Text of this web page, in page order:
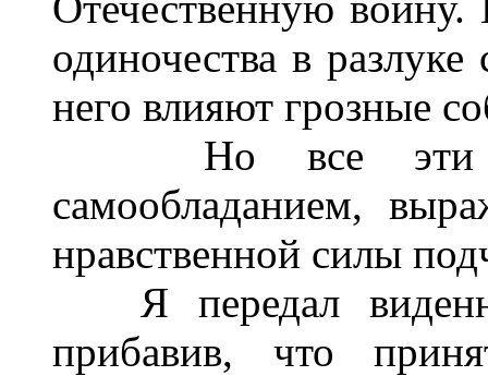
одиночества в
него влияют грозные
Но все эти
самообладанием,
нравственной силы
Я передал
прибавив, что